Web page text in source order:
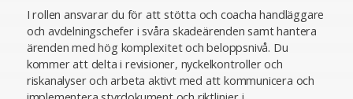
I rollen ansvarar du för att stötta och coacha handläggare
och avdelningschefer i svåra skadeärenden samt hantera
ärenden med hög komplexitet och beloppsnivå. Du
kommer att delta i revisioner, nyckelkontroller och
riskanalyser och arbeta aktivt med att kommunicera och